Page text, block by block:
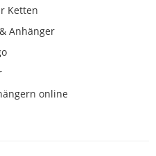
Ketten
Anhänger
online